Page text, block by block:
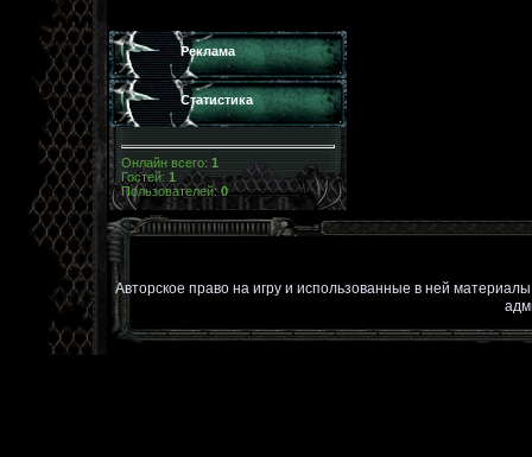
Реклама
Статистика
Онлайн всего: 1
Гостей: 1
Пользователей:0
Авторское право на игру и использованные в ней